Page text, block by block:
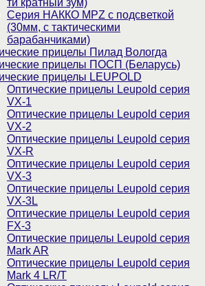
ти кратный зум)
Серия НАККО MPZ с подсветкой
(30мм, c тактическими
барабанчиками)
прицелы Пилад Вологда
прицелы ПОСП (Беларусь)
прицелы LEUPOLD
Оптические прицелы Leupold серия
VX-1
Оптические прицелы Leupold серия
VX-2
Оптические прицелы Leupold серия
VX-R
Оптические прицелы Leupold серия
VX-3
Оптические прицелы Leupold серия
VX-3L
Оптические прицелы Leupold серия
FX-3
Оптические прицелы Leupold серия
Mark AR
Оптические прицелы Leupold серия
Mark 4 LR/T